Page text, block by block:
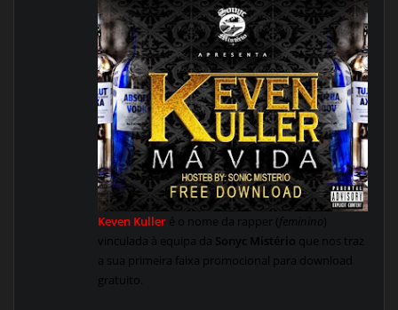
Keven Kuller é o nome da rapper (feminino )
vinculada à equipa da Sonyc Mistério que nos traz
a sua primeira faixa promocional para download
gratuito.